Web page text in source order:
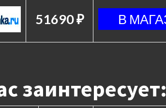
51690 ₽
заинтересует: